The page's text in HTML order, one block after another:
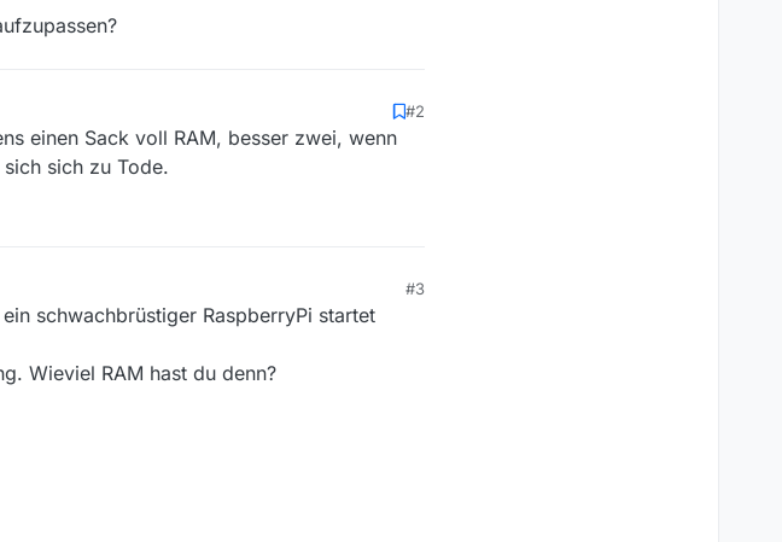
#2
einen Sack voll RAM, besser zwei, wenn
sich zu Tode.
#3
schwachbrüstiger RaspberryPi startet
Wieviel RAM hast du denn?